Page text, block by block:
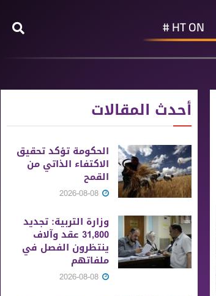
HT ON #
أحدث المقالات
الحكومة تؤكد تحقيق
الاكتفاء الذاتي من
القمح
وزارة التربية: تجديد
31,800 عقد وآلاف
ينتظرون الفصل في
ملفاتهم